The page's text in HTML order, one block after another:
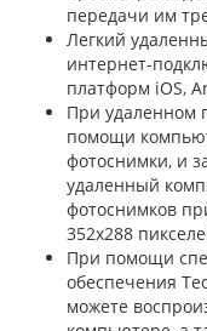
передачи им
Легкий
интернет-
платформ iOS,
При удаленном
помощи
фотоснимки, и
удаленный
фотоснимков
352х288
При помощи
обеспечения
можете